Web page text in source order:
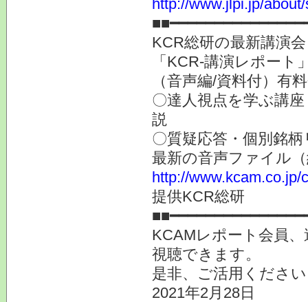
http://www.jlpi.jp/
KCR総研の最新講演
「KCR-講演レポート
（音声編/資料付）有
〇達人視点を学ぶ講
説
〇質疑応答・個別銘
最新の音声ファイル
http://www.kcam.co.jp/
提供KCR総研
KCAMレポート会員
視聴できます。
是非、ご活用くださ
2021年2月28日